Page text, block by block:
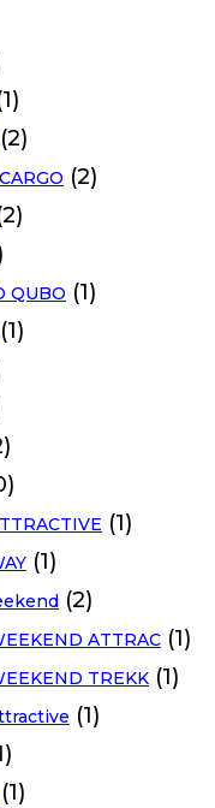
(2)
(2)
QUBO (1)
(1)
(1)
(1)
(2)
ATTRAC (1)
TREKK (1)
(1)
(1)